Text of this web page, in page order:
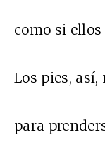
como si
Los pies,
para